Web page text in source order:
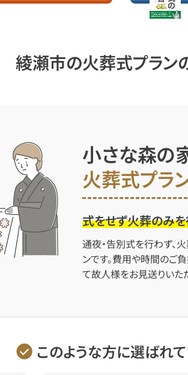
綾瀬市の火葬式プラン
小さな森の
火葬式プラ
式をせず火葬のみ
通夜・告別式を行わず、
ンです。費用や時間のご
て故人様をお見送りいた
このような方に選ばれ